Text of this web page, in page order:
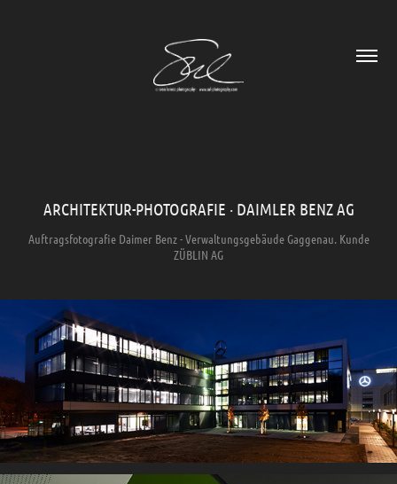
ARCHITEKTUR-PHOTOGRAFIE · DAIMLER BENZ AG
Auftragsfotografie Daimer Benz - Verwaltungsgebäude Gaggenau. Kunde
ZÜBLIN AG